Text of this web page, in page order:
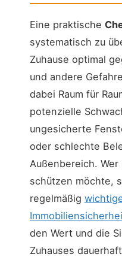
Eine praktische
systematisch zu
Zuhause optimal
und andere
dabei Raum für
potenzielle
ungesicherte
oder schlechte
Außenbereich.
schützen möchte,
regelmäßig
den Wert und die
Zuhauses